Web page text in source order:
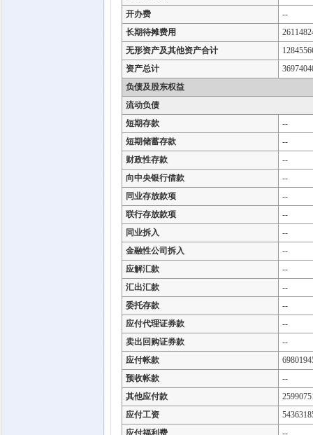
开办费
--
长期待摊费用
无形资产及其他资产合计
资产总计
负债及股东权益
流动负债
短期存款
--
短期储蓄存款
--
财政性存款
--
向中央银行借款
--
同业存放款项
--
联行存放款项
--
同业拆入
--
金融性公司拆入
--
应解汇款
--
汇出汇款
--
委托存款
--
应付代理证券款
--
卖出回购证券款
--
应付帐款
预收帐款
--
其他应付款
应付工资
应付福利费
--